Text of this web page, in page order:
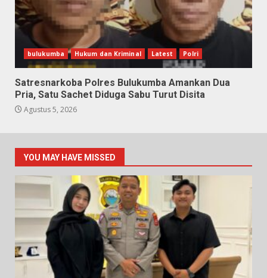
bulukumba Hukum dan Kriminal Latest Polri
Satresnarkoba Polres Bulukumba Amankan Dua
Pria, Satu Sachet Diduga Sabu Turut Disita
Agustus 5, 2026
YOU MAY HAVE MISSED